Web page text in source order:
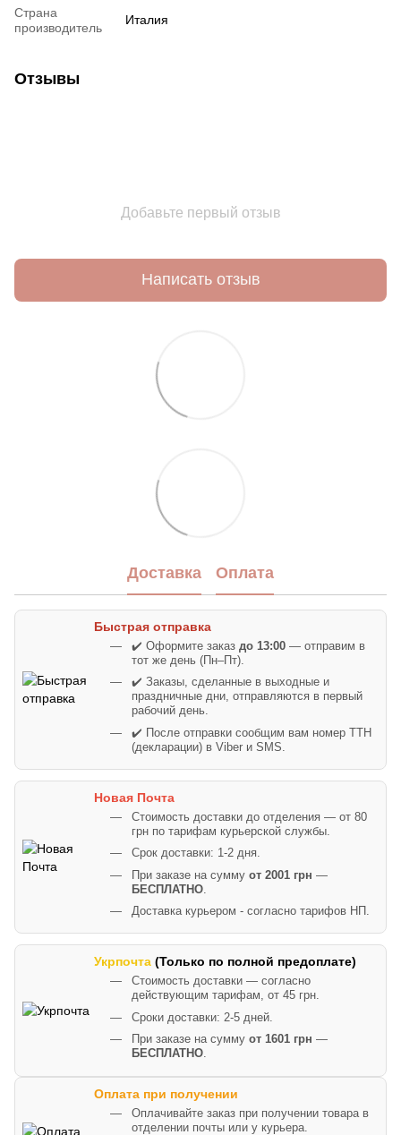
Страна
производитель
Италия
Отзывы
Добавьте первый отзыв
Написать отзыв
Доставка Оплата
Быстрая отправка
✔️ Оформите заказ до 13:00 — отправим в
тот же день (Пн–Пт).
✔️ Заказы, сделанные в выходные и
праздничные дни, отправляются в первый
рабочий день.
✔️ После отправки сообщим вам номер ТТН
(декларации) в Viber и SMS.
Новая Почта
Стоимость доставки до отделения — от 80
грн по тарифам курьерской службы.
Срок доставки: 1-2 дня.
При заказе на сумму от 2001 грн —
БЕСПЛАТНО
Доставка курьером - согласно тарифов НП.
Укрпочта (Только по полной предоплате)
Стоимость доставки — согласно
действующим тарифам, от 45 грн.
Сроки доставки: 2-5 дней.
При заказе на сумму от 1601 грн —
БЕСПЛАТНО.
Оплата при получении
Оплачивайте заказ при получении товара в
отделении почты или у курьера.